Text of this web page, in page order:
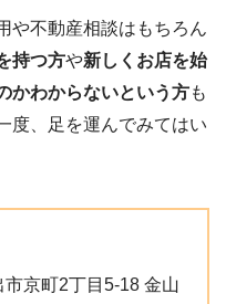
や不動産相談はもちろん
持つ方や新しくお店を始
かわからないという方も
度、足を運んでみてはい
京町2丁目5-18 金山